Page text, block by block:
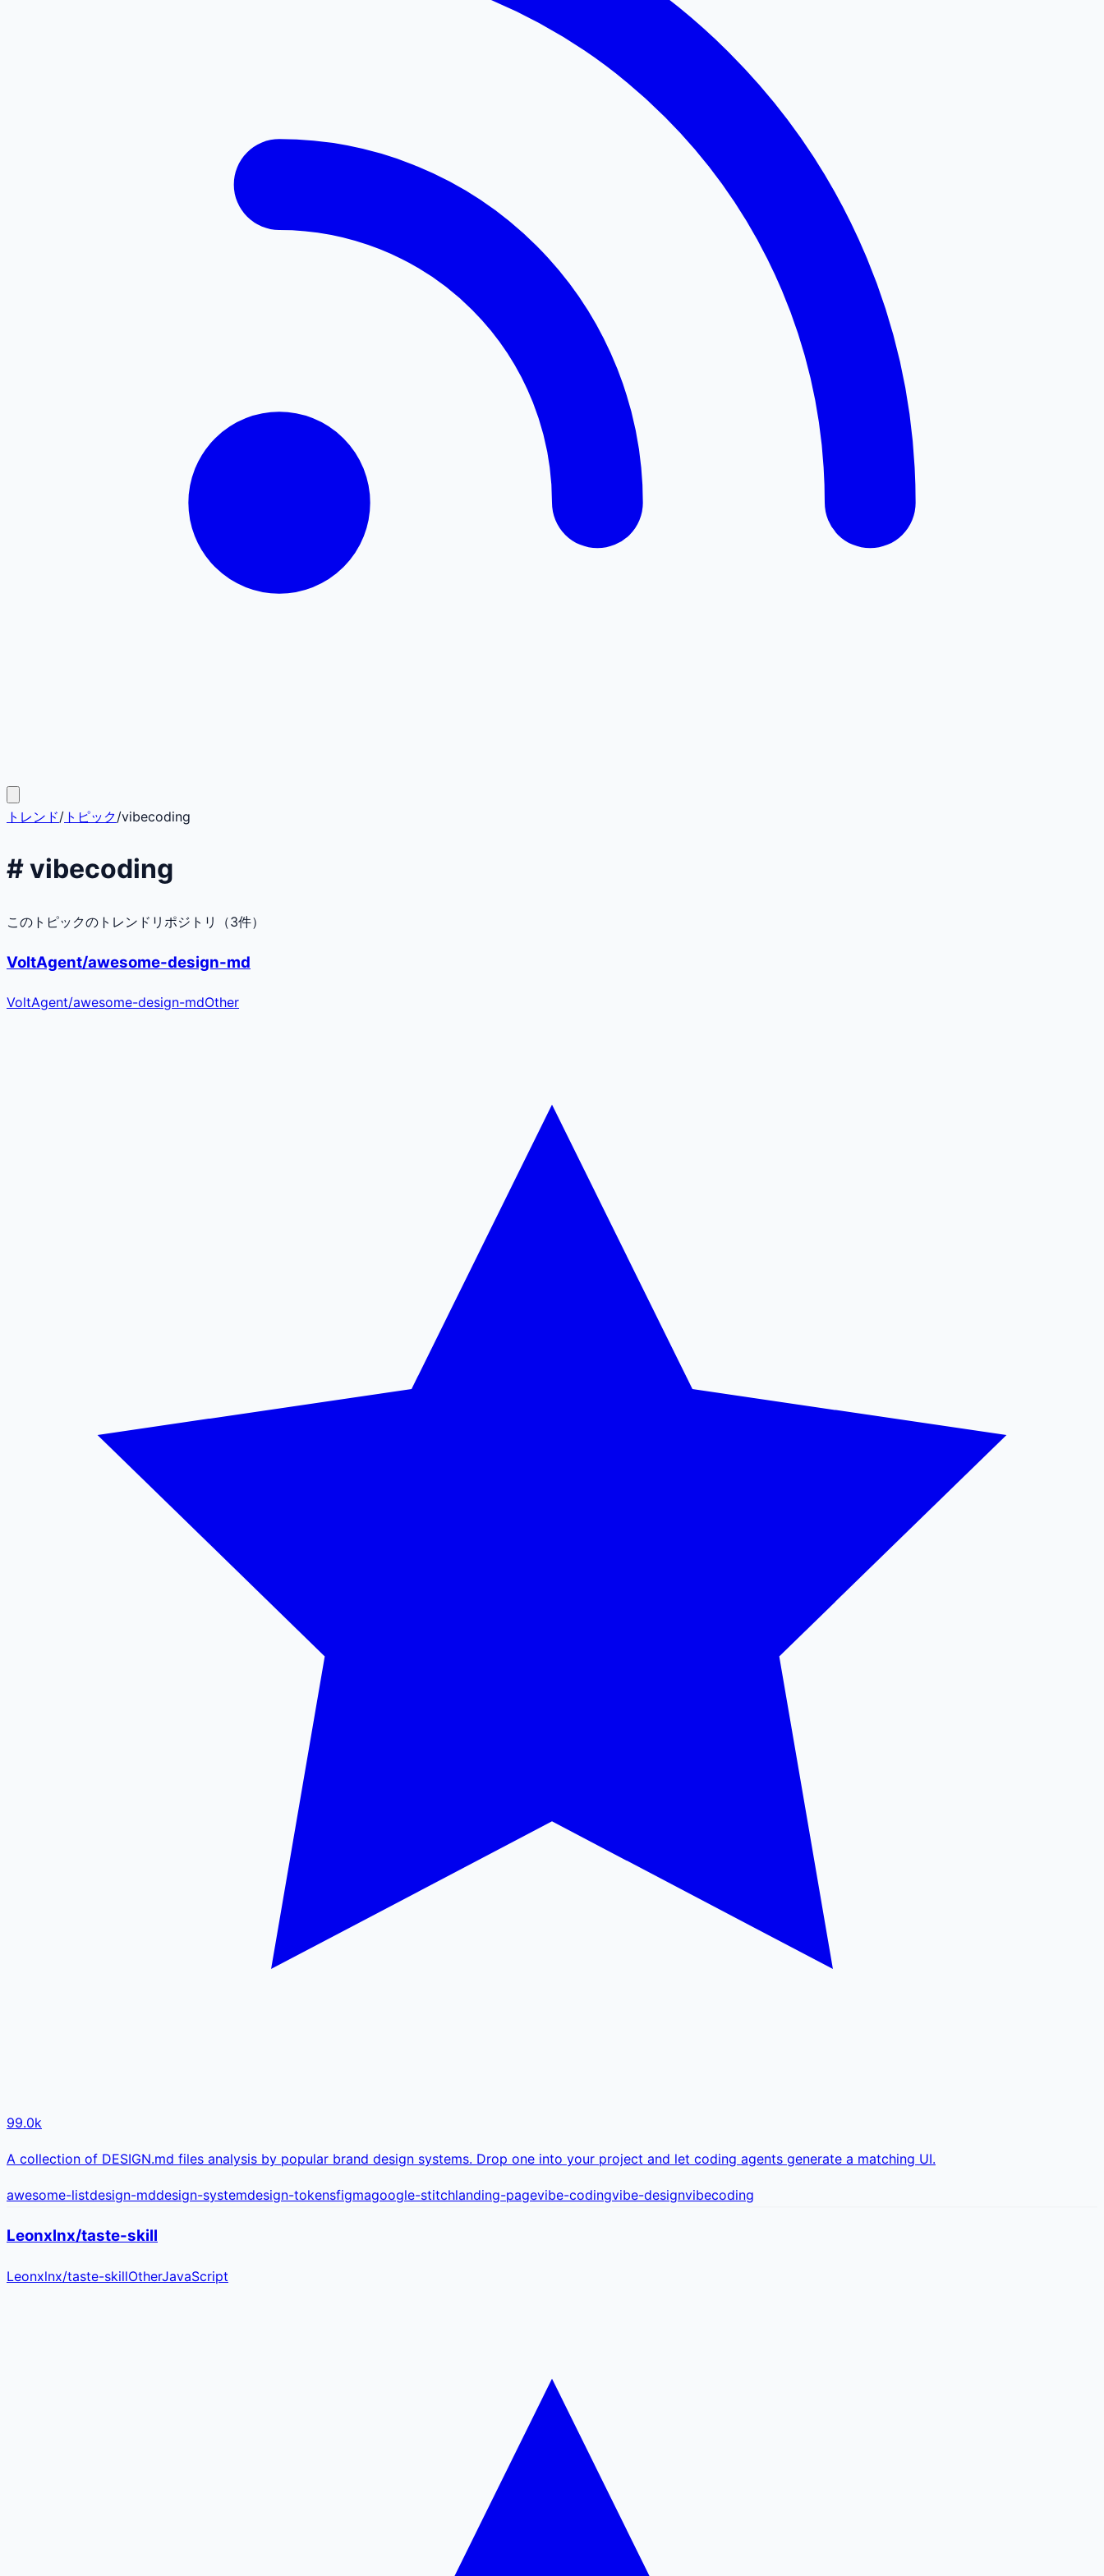
トレンド/ トピック/vibecoding
#vibecoding
このトピックのトレンドリポジトリ（3件）
VoltAgent/awesome-design-md
VoltAgent/awesome-design-mdOther
99.0k
A collection of DESIGN.md files analysis by popular brand design systems. Drop one into your project and let coding agents generate a matching UI.
awesome-listdesign-mddesign-systemdesign-tokensfigmagoogle-stitchlanding-pagevibe-codingvibe-designvibecoding
Leonxlnx/taste-skill
Leonxlnx/taste-skillOtherJavaScript